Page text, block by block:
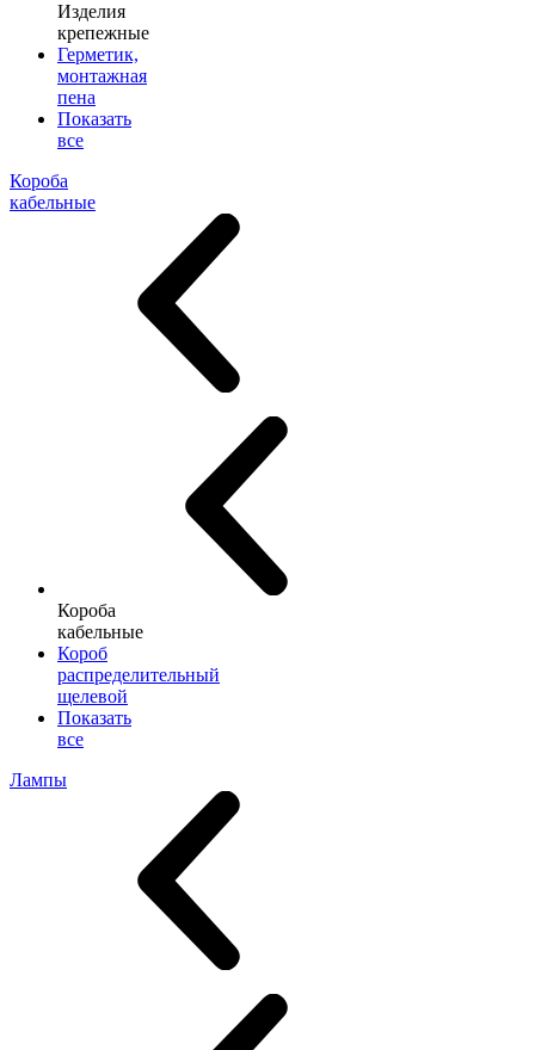
Изделия
крепежные
Герметик,
монтажная
пена
Показать
все
Короба
кабельные
Короба
кабельные
Короб
распределительный
щелевой
Показать
все
Лампы